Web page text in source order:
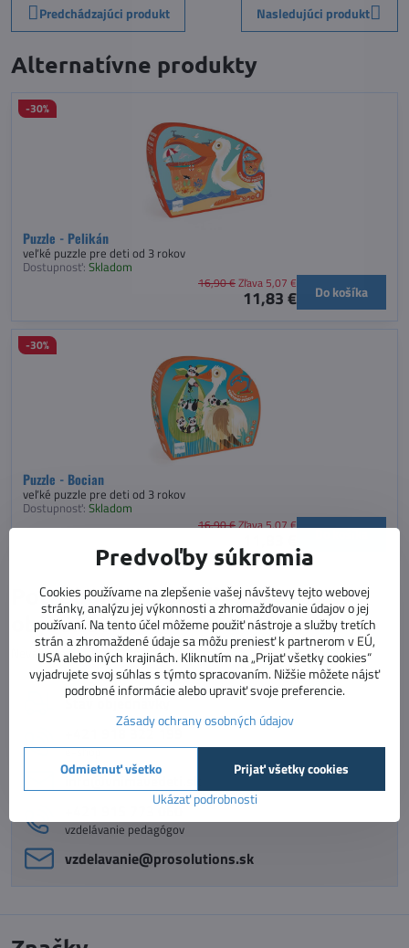
Predchádzajúci produkt Nasledujúci produkt
Alternatívne produkty
Puzzle - Pelikán
-30%
veľké puzzle pre deti od 3 rokov
Dostupnosť: Skladom
11,83 €
16,90 €Zľava 5,07 € Do košíka
Puzzle - Bocian
-30%
veľké puzzle pre deti od 3 rokov
Dostupnosť: Skladom
16,90 €Zľava 5,07 € Do košíka
Potrebujete poradiť s
objednávkou?
Neváhajte nás kontaktovať :)
Stav objednávky
+421 918 322 199
e-shop
info​@vnimavedeti​.sk
+421 915 773 060
vzdelávanie pedagógov
vzdelavanie​@prosolutions​.sk
Predvoľby súkromia
Cookies používame na zlepšenie vašej návštevy tejto webovej
stránky, analýzu jej výkonnosti a zhromažďovanie údajov o jej
používaní. Na tento účel môžeme použiť nástroje a služby tretích
strán a zhromaždené údaje sa môžu preniesť k partnerom v EÚ,
USA alebo iných krajinách. Kliknutím na „Prijať všetky cookies“
vyjadrujete svoj súhlas s týmto spracovaním. Nižšie môžete nájsť
podrobné informácie alebo upraviť svoje preferencie.
Zásady ochrany osobných údajov
Ukázať podrobnosti
Prijať všetky cookies
Odmietnuť všetko